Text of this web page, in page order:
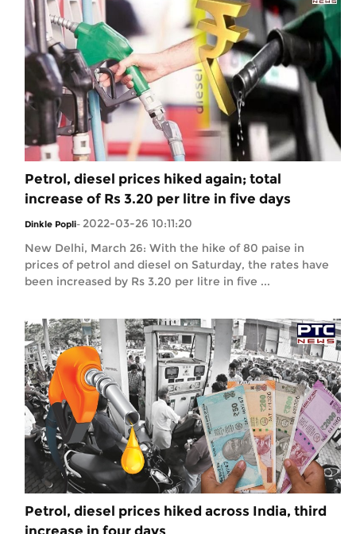
Petrol, diesel prices hiked again; total
increase of Rs 3.20 per litre in five days
Dinkle Popli- 2022-03-26 10:11:20
New Delhi, March 26: With the hike of 80 paise in
prices of petrol and diesel on Saturday, the rates have
been increased by Rs 3.20 per litre in five ...
Petrol, diesel prices hiked across India, third
increase in four days